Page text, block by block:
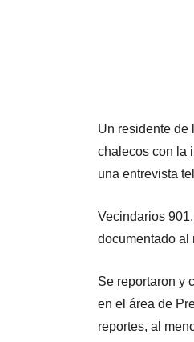
Un residente de
chalecos con la
una entrevista
Vecindarios
documentado al
Se reportaron y
en el área de
reportes, al